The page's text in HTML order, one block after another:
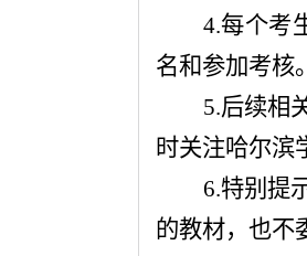
4.每个考
名和参加考核
5.后续相
时关注哈尔滨
6.特别提
的教材，也不